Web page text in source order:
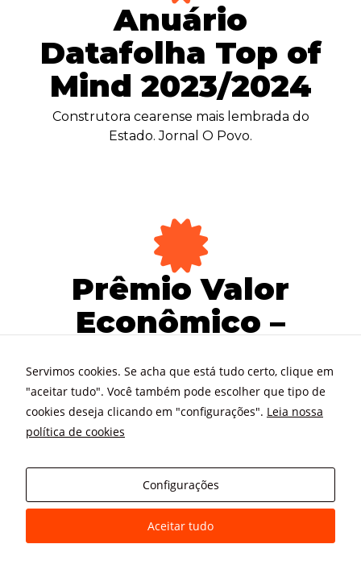
Anuário
Datafolha Top of
Mind 2023/2024
Construtora cearense mais lembrada do
Estado. Jornal O Povo.
Prêmio Valor
Econômico –
1000
Líder no segmento Construção Civil e
Engenharia, em liquidez corrente, em todo o
Servimos cookies. Se acha que está tudo certo, clique em
"aceitar tudo". Você também pode escolher que tipo de
cookies deseja clicando em "configurações". Leia nossa
política de cookies
Configurações
Aceitar tudo